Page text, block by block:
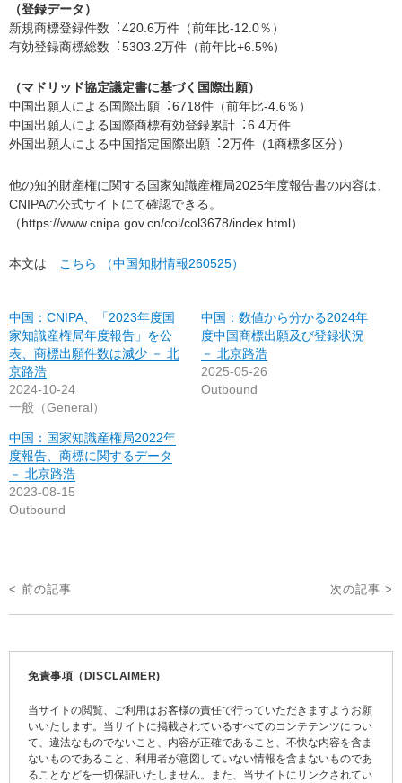
（登録データ）
新規商標登録件数︓420.6万件（前年比-12.0％）
有効登録商標総数︓5303.2万件（前年比+6.5%）
（マドリッド協定議定書に基づく国際出願）
中国出願人による国際出願︓6718件（前年比-4.6％）
中国出願人による国際商標有効登録累計︓6.4万件
外国出願人による中国指定国際出願︓2万件（1商標多区分）
他の知的財産権に関する国家知識産権局2025年度報告書の内容は、
CNIPAの公式サイトにて確認できる。
（https://www.cnipa.gov.cn/col/col3678/index.html）
本文は こちら （中国知財情報260525）
中国：CNIPA、「2023年度国
家知識産権局年度報告」を公
表、商標出願件数は減少 － 北
京路浩
2024-10-24
一般（General）
中国：数値から分かる2024年
度中国商標出願及び登録状況
－ 北京路浩
2025-05-26
Outbound
中国：国家知識産権局2022年
度報告、商標に関するデータ
－ 北京路浩
2023-08-15
Outbound
投
稿
< 前の記事 次の記事 >
免責事項（DISCLAIMER)
当サイトの閲覧、ご利用はお客様の責任で行っていただきますようお願
いいたします。当サイトに掲載されているすべてのコンテテンツについ
て、違法なものでないこと、内容が正確であること、不快な内容を含ま
ないものであること、利用者が意図していない情報を含まないものであ
ることなどを一切保証いたしません。また、当サイトにリンクされてい